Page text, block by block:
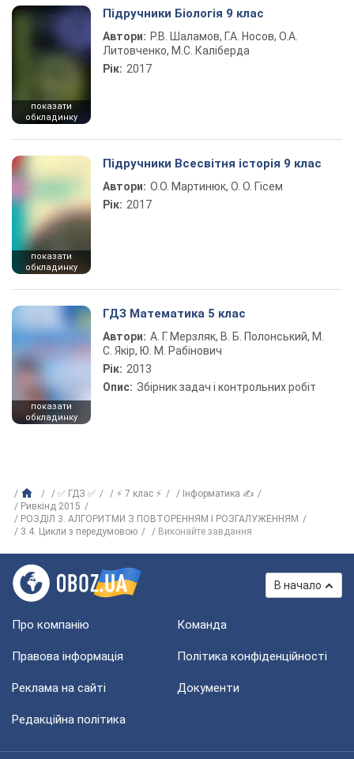
показати
обкладинку
Підручники Біологія 9 клас
Автори: Р.В. Шаламов, Г.А. Носов, О.А.
Литовченко, М.С. Каліберда
Рік: 2017
показати
обкладинку
Підручники Всесвітня історія 9 клас
Автори: О.О. Мартинюк, О. О. Гісем
Рік: 2017
показати
обкладинку
ГДЗ Математика 5 клас
Автори: А. Г. Мерзляк, В. Б. Полонський, М.
С. Якір, Ю. М. Рабінович
Рік: 2013
Опис: Збірник задач і контрольних робіт
✅ ГДЗ ✅ ⚡ 7 клас ⚡
Інформатика ✍
Ривкінд 2015
РОЗДІЛ 3. АЛГОРИТМИ З ПОВТОРЕННЯМ І РОЗГАЛУЖЕННЯМ
3.4. Цикли з передумовою
Виконайте завдання
В начало
Про компанію Команда
Правова інформація Політика конфіденційності
Реклама на сайті Документи
Редакційна політика